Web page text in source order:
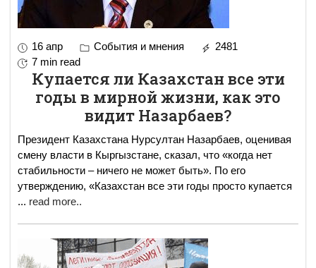
16 апр События и мнения
2481
7 min read
Купается ли Казахстан все эти
годы в мирной жизни, как это
видит Назарбаев?
Президент Казахстана Нурсултан Назарбаев, оценивая
смену власти в Кыргызстане, сказал, что «когда нет
стабильности – ничего не может быть». По его
утверждению, «Казахстан все эти годы просто купается
... read more..